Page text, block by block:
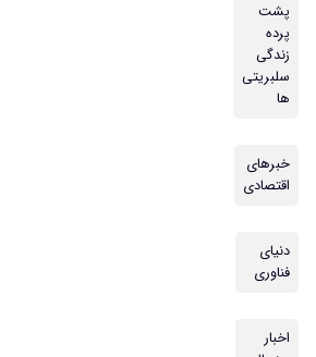
پشت
پرده
زندگی
سلبریتی
ها
خبرهای
اقتصادی
دنیای
فناوری
اخبار